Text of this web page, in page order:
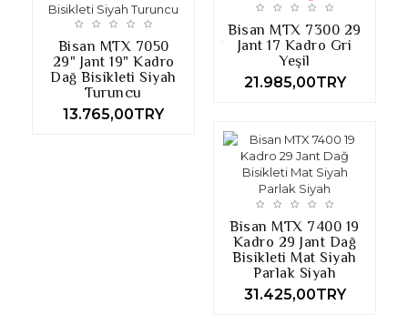
Bisan MTX 7050
29" Jant 19" Kadro
Dağ Bisikleti Siyah
Turuncu
13.765,00TRY
Bisan MTX 7300 29
Jant 17 Kadro Gri
Yeşil
21.985,00TRY
Bisan MTX 7400 19
Kadro 29 Jant Dağ
Bisikleti Mat Siyah
Parlak Siyah
31.425,00TRY